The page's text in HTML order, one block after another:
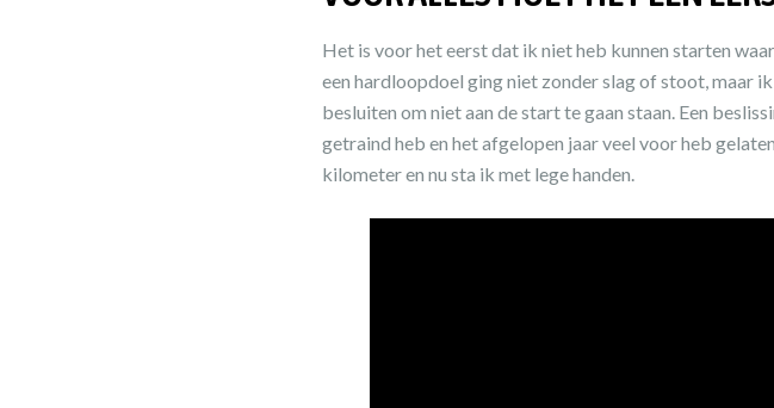
Het is voor het eerst dat ik niet heb kunnen starten
een hardloopdoel ging niet zonder slag of stoot, maar
besluiten om niet aan de start te gaan staan. Een
getraind heb en het afgelopen jaar veel voor heb
kilometer en nu sta ik met lege handen.